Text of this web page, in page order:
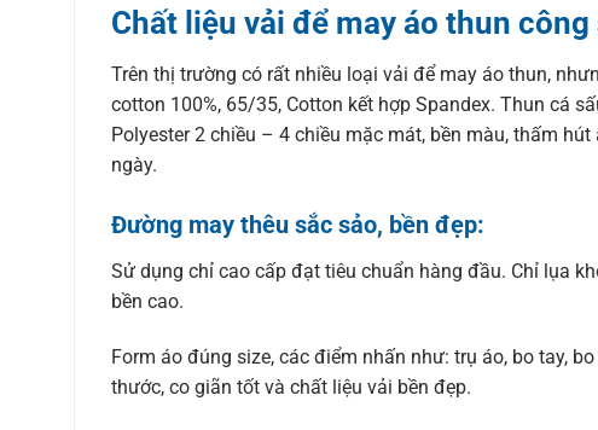
Chất liệu vải để may áo thun công
Trên thị trường có rất nhiều loại vải để may áo thun,
cotton 100%, 65/35, Cotton kết hợp Spandex. Thun cá
Polyester 2 chiều – 4 chiều mặc mát, bền màu, thấm
ngày.
Đường may thêu sắc sảo, bền đẹp:
Sử dụng chỉ cao cấp đạt tiêu chuẩn hàng đầu. Chỉ lụa
bền cao.
Form áo đúng size, các điểm nhấn như: trụ áo, bo tay,
thước, co giãn tốt và chất liệu vải bền đẹp.